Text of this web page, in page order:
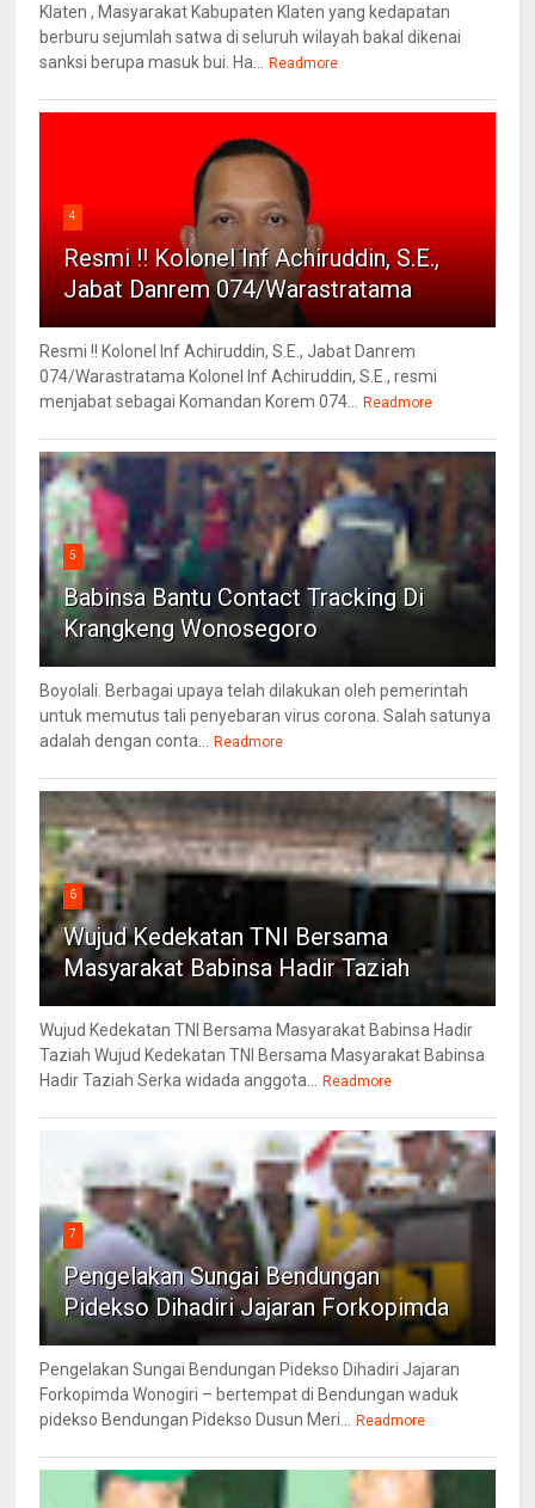
Klaten , Masyarakat Kabupaten Klaten yang kedapatan
berburu sejumlah satwa di seluruh wilayah bakal dikenai
sanksi berupa masuk bui. Ha...
Readmore
4
Resmi !! Kolonel Inf Achiruddin, S.E.,
Jabat Danrem 074/Warastratama
Resmi !! Kolonel Inf Achiruddin, S.E., Jabat Danrem
074/Warastratama Kolonel Inf Achiruddin, S.E., resmi
menjabat sebagai Komandan Korem 074...
Readmore
5
Babinsa Bantu Contact Tracking Di
Krangkeng Wonosegoro
Boyolali. Berbagai upaya telah dilakukan oleh pemerintah
untuk memutus tali penyebaran virus corona. Salah satunya
adalah dengan conta...
Readmore
6
Wujud Kedekatan TNI Bersama
Masyarakat Babinsa Hadir Taziah
Wujud Kedekatan TNI Bersama Masyarakat Babinsa Hadir
Taziah Wujud Kedekatan TNI Bersama Masyarakat Babinsa
Hadir Taziah Serka widada anggota...
Readmore
7
Pengelakan Sungai Bendungan
Pidekso Dihadiri Jajaran Forkopimda
Pengelakan Sungai Bendungan Pidekso Dihadiri Jajaran
Forkopimda Wonogiri – bertempat di Bendungan waduk
pidekso Bendungan Pidekso Dusun Meri...
Readmore